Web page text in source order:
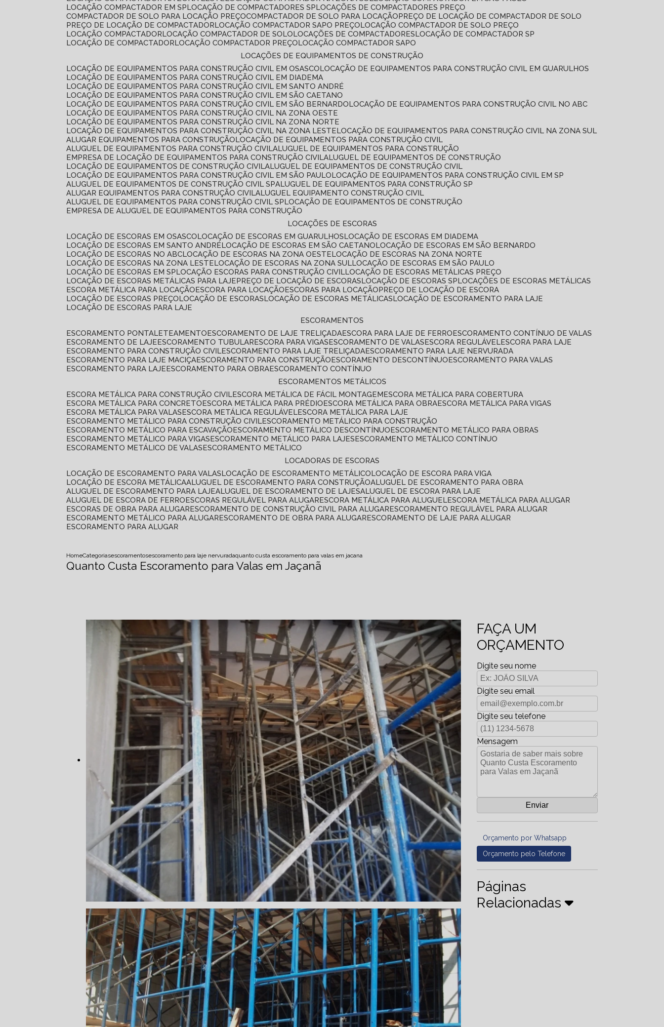
LOCAÇÃO COMPACTADOR EM SP LOCAÇÃO DE COMPACTADORES SP LOCAÇÕES DE COMPACTADORES PREÇO
COMPACTADOR DE SOLO PARA LOCAÇÃO PREÇO COMPACTADOR DE SOLO PARA LOCAÇÃO
PREÇO DE LOCAÇÃO DE COMPACTADOR DE SOLO
PREÇO DE LOCAÇÃO DE COMPACTADOR LOCAÇÃO COMPACTADOR SAPO PREÇO LOCAÇÃO COMPACTADOR DE SOLO PREÇO
LOCAÇÃO COMPACTADOR LOCAÇÃO COMPACTADOR DE SOLO LOCAÇÕES DE COMPACTADORES LOCAÇÃO DE COMPACTADOR SP
LOCAÇÃO DE COMPACTADOR LOCAÇÃO COMPACTADOR PREÇO LOCAÇÃO COMPACTADOR SAPO
LOCAÇÕES DE EQUIPAMENTOS DE CONSTRUÇÃO
LOCAÇÃO DE EQUIPAMENTOS PARA CONSTRUÇÃO CIVIL EM OSASCO LOCAÇÃO DE EQUIPAMENTOS PARA CONSTRUÇÃO CIVIL EM GUARULHOS
LOCAÇÃO DE EQUIPAMENTOS PARA CONSTRUÇÃO CIVIL EM DIADEMA
LOCAÇÃO DE EQUIPAMENTOS PARA CONSTRUÇÃO CIVIL EM SANTO ANDRÉ
LOCAÇÃO DE EQUIPAMENTOS PARA CONSTRUÇÃO CIVIL EM SÃO CAETANO
LOCAÇÃO DE EQUIPAMENTOS PARA CONSTRUÇÃO CIVIL EM SÃO BERNARDO LOCAÇÃO DE EQUIPAMENTOS PARA CONSTRUÇÃO CIVIL NO ABC
LOCAÇÃO DE EQUIPAMENTOS PARA CONSTRUÇÃO CIVIL NA ZONA OESTE
LOCAÇÃO DE EQUIPAMENTOS PARA CONSTRUÇÃO CIVIL NA ZONA NORTE
LOCAÇÃO DE EQUIPAMENTOS PARA CONSTRUÇÃO CIVIL NA ZONA LESTE LOCAÇÃO DE EQUIPAMENTOS PARA CONSTRUÇÃO CIVIL NA ZONA SUL
ALUGAR EQUIPAMENTOS PARA CONSTRUÇÃO LOCAÇÃO DE EQUIPAMENTOS PARA CONSTRUÇÃO CIVIL
ALUGUEL DE EQUIPAMENTOS PARA CONSTRUÇÃO CIVIL ALUGUEL DE EQUIPAMENTOS PARA CONSTRUÇÃO
EMPRESA DE LOCAÇÃO DE EQUIPAMENTOS PARA CONSTRUÇÃO CIVIL ALUGUEL DE EQUIPAMENTOS DE CONSTRUÇÃO
LOCAÇÃO DE EQUIPAMENTOS DE CONSTRUÇÃO CIVIL ALUGUEL DE EQUIPAMENTOS DE CONSTRUÇÃO CIVIL
LOCAÇÃO DE EQUIPAMENTOS PARA CONSTRUÇÃO CIVIL EM SÃO PAULO LOCAÇÃO DE EQUIPAMENTOS PARA CONSTRUÇÃO CIVIL EM SP
ALUGUEL DE EQUIPAMENTOS DE CONSTRUÇÃO CIVIL SP ALUGUEL DE EQUIPAMENTOS PARA CONSTRUÇÃO SP
ALUGAR EQUIPAMENTOS PARA CONSTRUÇÃO CIVIL ALUGUEL EQUIPAMENTO CONSTRUÇÃO CIVIL
ALUGUEL DE EQUIPAMENTOS PARA CONSTRUÇÃO CIVIL SP LOCAÇÃO DE EQUIPAMENTOS DE CONSTRUÇÃO
EMPRESA DE ALUGUEL DE EQUIPAMENTOS PARA CONSTRUÇÃO
LOCAÇÕES DE ESCORAS
LOCAÇÃO DE ESCORAS EM OSASCO LOCAÇÃO DE ESCORAS EM GUARULHOS LOCAÇÃO DE ESCORAS EM DIADEMA
LOCAÇÃO DE ESCORAS EM SANTO ANDRÉ LOCAÇÃO DE ESCORAS EM SÃO CAETANO LOCAÇÃO DE ESCORAS EM SÃO BERNARDO
LOCAÇÃO DE ESCORAS NO ABC LOCAÇÃO DE ESCORAS NA ZONA OESTE LOCAÇÃO DE ESCORAS NA ZONA NORTE
LOCAÇÃO DE ESCORAS NA ZONA LESTE LOCAÇÃO DE ESCORAS NA ZONA SUL LOCAÇÃO DE ESCORAS EM SÃO PAULO
LOCAÇÃO DE ESCORAS EM SP LOCAÇÃO ESCORAS PARA CONSTRUÇÃO CIVIL LOCAÇÃO DE ESCORAS METÁLICAS PREÇO
LOCAÇÃO DE ESCORAS METÁLICAS PARA LAJE
PREÇO DE LOCAÇÃO DE ESCORAS LOCAÇÃO DE ESCORAS SP LOCAÇÕES DE ESCORAS METÁLICAS
ESCORA METÁLICA PARA LOCAÇÃO
ESCORA PARA LOCAÇÃO ESCORAS PARA LOCAÇÃO
PREÇO DE LOCAÇÃO DE ESCORA
LOCAÇÃO DE ESCORAS PREÇO LOCAÇÃO DE ESCORAS LOCAÇÃO DE ESCORAS METÁLICAS LOCAÇÃO DE ESCORAMENTO PARA LAJE
LOCAÇÃO DE ESCORAS PARA LAJE
ESCORAMENTOS
ESCORAMENTO PONTALETEAMENTO
ESCORAMENTO DE LAJE TRELIÇADA ESCORA PARA LAJE DE FERRO
ESCORAMENTO CONTÍNUO DE VALAS
ESCORAMENTO DE LAJE
ESCORAMENTO TUBULAR ESCORA PARA VIGAS ESCORAMENTO DE VALAS ESCORA REGULÁVEL ESCORA PARA LAJE
ESCORAMENTO PARA CONSTRUÇÃO CIVIL ESCORAMENTO PARA LAJE TRELIÇADA ESCORAMENTO PARA LAJE NERVURADA
ESCORAMENTO PARA LAJE MACIÇA ESCORAMENTO PARA CONSTRUÇÃO ESCORAMENTO DESCONTÍNUO
ESCORAMENTO PARA VALAS
ESCORAMENTO PARA LAJE
ESCORAMENTO PARA OBRA ESCORAMENTO CONTÍNUO
ESCORAMENTOS METÁLICOS
ESCORA METÁLICA PARA CONSTRUÇÃO CIVIL ESCORA METÁLICA DE FÁCIL MONTAGEM
ESCORA METÁLICA PARA COBERTURA
ESCORA METÁLICA PARA CONCRETO
ESCORA METÁLICA PARA PRÉDIO ESCORA METÁLICA PARA OBRA ESCORA METÁLICA PARA VIGAS
ESCORA METÁLICA PARA VALAS
ESCORA METÁLICA REGULÁVEL ESCORA METÁLICA PARA LAJE
ESCORAMENTO METÁLICO PARA CONSTRUÇÃO CIVIL ESCORAMENTO METÁLICO PARA CONSTRUÇÃO
ESCORAMENTO METÁLICO PARA ESCAVAÇÃO
ESCORAMENTO METÁLICO DESCONTÍNUO
ESCORAMENTO METÁLICO PARA OBRAS
ESCORAMENTO METÁLICO PARA VIGAS
ESCORAMENTO METÁLICO PARA LAJES
ESCORAMENTO METÁLICO CONTÍNUO
ESCORAMENTO METÁLICO DE VALAS
ESCORAMENTO METÁLICO
LOCADORAS DE ESCORAS
LOCAÇÃO DE ESCORAMENTO PARA VALAS LOCAÇÃO DE ESCORAMENTO METÁLICO LOCAÇÃO DE ESCORA PARA VIGA
LOCAÇÃO DE ESCORA METÁLICA ALUGUEL DE ESCORAMENTO PARA CONSTRUÇÃO ALUGUEL DE ESCORAMENTO PARA OBRA
ALUGUEL DE ESCORAMENTO PARA LAJE ALUGUEL DE ESCORAMENTO DE LAJES ALUGUEL DE ESCORA PARA LAJE
ALUGUEL DE ESCORA DE FERRO
ESCORAS REGULÁVEL PARA ALUGAR ESCORA METÁLICA PARA ALUGUEL ESCORA METÁLICA PARA ALUGAR
ESCORAS DE OBRA PARA ALUGAR ESCORAMENTO DE CONSTRUÇÃO CIVIL PARA ALUGAR ESCORAMENTO REGULÁVEL PARA ALUGAR
ESCORAMENTO METÁLICO PARA ALUGAR ESCORAMENTO DE OBRA PARA ALUGAR ESCORAMENTO DE LAJE PARA ALUGAR
ESCORAMENTO PARA ALUGAR
HomeCategoriasescoramentosescoramento para laje nervuradaquanto custa escoramento para valas em jacana
Quanto Custa Escoramento para Valas em Jaçanã
FAÇA UM
ORÇAMENTO
Digite seu nome
Digite seu email
Digite seu telefone
Mensagem
Orçamento por Whatsapp
Orçamento pelo Telefone
Páginas
Relacionadas